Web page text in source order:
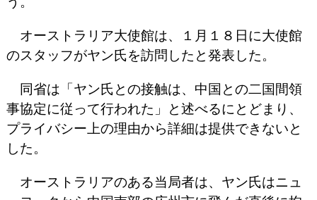
オーストラリア大使館は、１月１８日に大使館
のスタッフがヤン氏を訪問したと発表した。
同省は「ヤン氏との接触は、中国との二国間領
事協定に従って行われた」と述べるにとどまり、
プライバシー上の理由から詳細は提供できないと
した。
オーストラリアのある当局者は、ヤン氏はニュ